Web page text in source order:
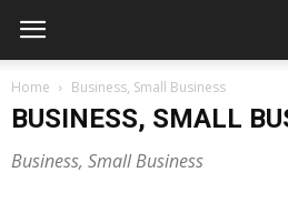
Home Business, Small Business
BUSINESS, SMALL
Business, Small Business